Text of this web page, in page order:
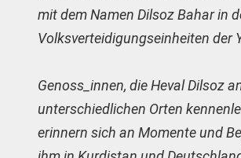
mit dem Namen Dilsoz Bahar in
Volksverteidigungseinheiten der
Genoss_innen, die Heval Dilsoz
unterschiedlichen Orten
erinnern sich an Momente und